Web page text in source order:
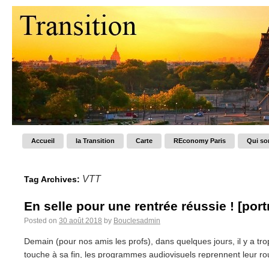
Accueil la Transition Carte REconomy Paris Qui
Tag Archives: VTT
En selle pour une rentrée réussie !
Posted on 30 août 2018 by Bouclesadmin
Demain (pour nos amis les profs), dans quelques jours, il y a
touche à sa fin, les programmes audiovisuels reprennent leur